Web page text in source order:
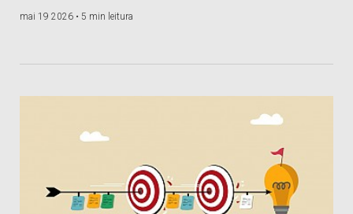
mai 19 2026 • 5 min leitura